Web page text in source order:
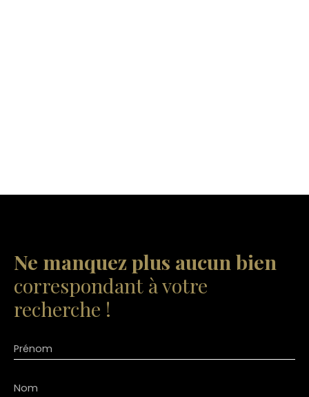
Ne manquez plus aucun bien
correspondant à votre
recherche !
Prénom
Nom